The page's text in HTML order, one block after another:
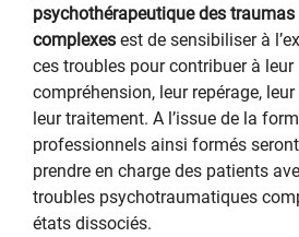
psychothérapeutique des traumas
complexes est de sensibiliser à
ces troubles pour contribuer à leur
compréhension, leur repérage,
leur traitement. A l’issue de la
professionnels ainsi formés
prendre en charge des patients
troubles psychotraumatiques
états dissociés.